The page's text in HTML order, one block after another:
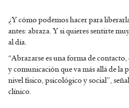
¿Y cómo podemos hacer para
antes: abraza. Y si quieres sentirte
al día.
“Abrazarse es una forma de
y comunicación que va más allá de la
nivel físico, psicológico y social”,
clínico.